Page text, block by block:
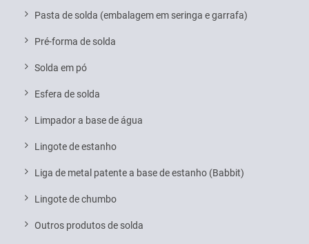
Pasta de solda (embalagem em seringa e garrafa)
Pré-forma de solda
Solda em pó
Esfera de solda
Limpador a base de água
Lingote de estanho
Liga de metal patente a base de estanho (Babbit)
Lingote de chumbo
Outros produtos de solda